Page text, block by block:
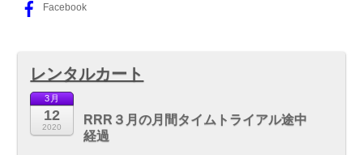
Facebook
レンタルカート
3月
12
2020
RRR３月の月間タイムトライアル途中
経過